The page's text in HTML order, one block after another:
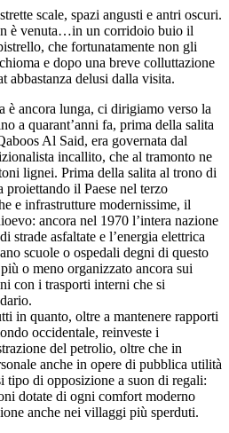
scale, spazi angusti e antri oscuri.
è venuta…in un corridoio buio il
che fortunatamente non gli
e dopo una breve colluttazione
abbastanza delusi dalla visita.
è ancora lunga, ci dirigiamo verso la
a quarant’anni fa, prima della salita
Al Said, era governata dal
incallito, che al tramonto ne
lignei. Prima della salita al trono di
proiettando il Paese nel terzo
e infrastrutture modernissime, il
ancora nel 1970 l’intera nazione
strade asfaltate e l’energia elettrica
scuole o ospedali degni di questo
o meno organizzato ancora sui
con i trasporti interni che si
in quanto, oltre a mantenere rapporti
occidentale, reinveste i
del petrolio, oltre che in
anche in opere di pubblica utilità
tipo di opposizione a suon di regali:
dotate di ogni comfort moderno
anche nei villaggi più sperduti.